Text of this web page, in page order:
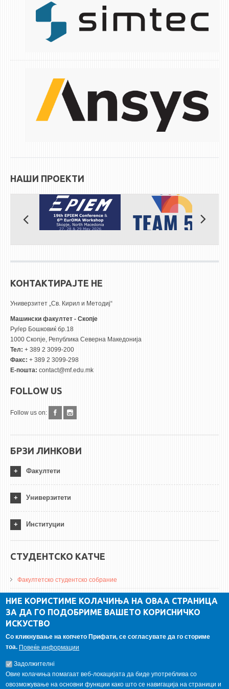
ЕКВИВАЛЕНЦИИ ОД СТАРИ СТУДИСКИ ПРОГРАМИ
ОГЛАСНА ТАБЛА
СООПШТЕНИЈА
СТУДЕНТСКА СЛУЖБА
БИБЛИОТЕКА
ДА ВИНЧИ МАГАЗИН
КОНТАКТ
НАШИ ПРОЕКТИ
КОНТАКТИРАЈТЕ НЕ
Универзитет „Св. Кирил и Методиј“
Машински факултет - Скопје
Руѓер Бошковиќ бр.18
1000 Скопје, Република Северна Македонија
Тел: + 389 2 3099-200
Факс: + 389 2 3099-298
Е-пошта: contact@mf.edu.mk
FOLLOW US
Follow us on:
БРЗИ ЛИНКОВИ
Факултети
Универзитети
Институции
СТУДЕНТСКО КАТЧЕ
Факултетско студентско собрание
ДА Винчи магазин
Алумни асоцијација
ГАЛЕРИЈА
НИЕ КОРИСТИМЕ КОЛАЧИЊА НА ОВАА СТРАНИЦА
ЗА ДА ГО ПОДОБРИМЕ ВАШЕТО КОРИСНИЧКО
ИСКУСТВО
Со кликнување на копчето Прифати, се согласувате да го сториме
тоа. Повеќе информации
Задолжителнi
Овие колачиња помагаат веб-локацијата да биде употреблива со
овозможување на основни функции како што се навигација на страници и